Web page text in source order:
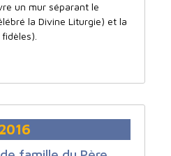
un mur séparant le
la Divine Liturgie) et la
2016